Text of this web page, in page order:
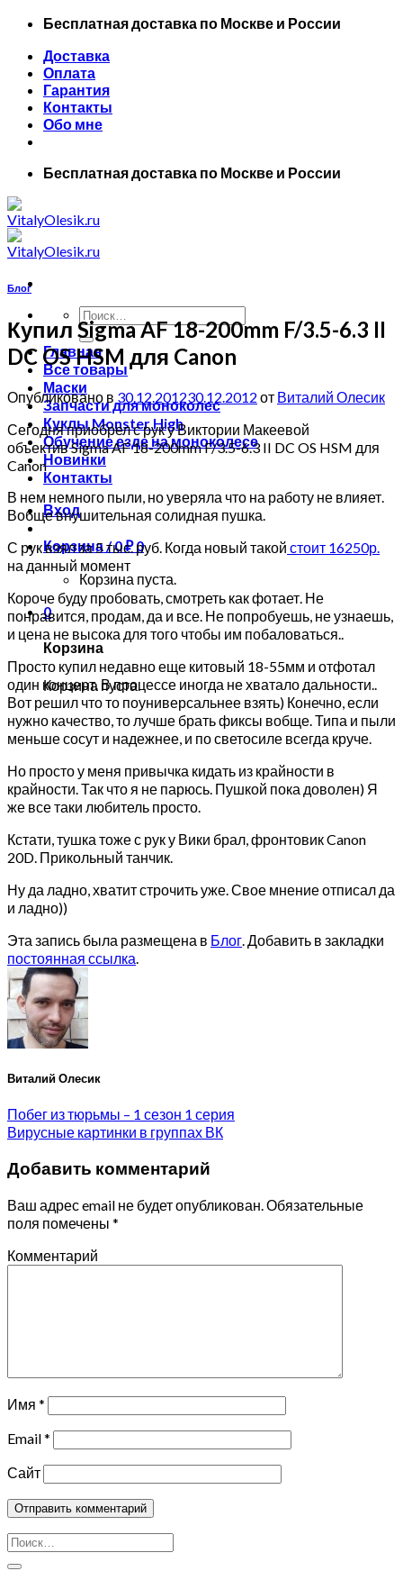
Skip
content
Бесплатная доставка по Москве и России
Доставка
Оплата
Гарантия
Контакты
Обо мне
Бесплатная доставка по Москве и России
Искать:
Главная
Все товары
Маски
Запчасти для моноколес
Куклы Monster High
Обучение езде на моноколесе
Новинки
Контакты
Вход
Корзина /0₽ 0
Корзина пуста.
0
Корзина
Корзина пуста.
Блог
Купил Sigma AF 18-200mm F/3.5-6.3 II
DC OS HSM для Canon
Опубликовано в 30.12.201230.12.2012 от Виталий Олесик
Сегодня приобрел с рук у Виктории Макеевой
объектив Sigma AF 18-200mm F/3.5-6.3 II DC OS HSM для
Canon
В нем немного пыли, но уверяла что на работу не влияет.
Вобще внушительная солидная пушка.
С рук взял за 5 тыс. руб. Когда новый такой стоит 16250р.
на данный момент
Короче буду пробовать, смотреть как фотает. Не
понравится, продам, да и все. Не попробуешь, не узнаешь,
и цена не высока для того чтобы им побаловаться..
Просто купил недавно еще китовый 18-55мм и отфотал
один концерт. В процессе иногда не хватало дальности..
Вот решил что то поуниверсальнее взять) Конечно, если
нужно качество, то лучше брать фиксы вобще. Типа и пыли
меньше сосут и надежнее, и по светосиле всегда круче.
Но просто у меня привычка кидать из крайности в
крайности. Так что я не парюсь. Пушкой пока доволен) Я
же все таки любитель просто.
Кстати, тушка тоже с рук у Вики брал, фронтовик Canon
20D. Прикольный танчик.
Ну да ладно, хватит строчить уже. Свое мнение отписал да
и ладно))
Эта запись была размещена в Блог. Добавить в закладки
постоянная ссылка.
Виталий Олесик
Побег из тюрьмы – 1 сезон 1 серия
Вирусные картинки в группах ВК
Добавить комментарий
Ваш адрес email не будет опубликован. Обязательные
поля помечены *
Комментарий
Имя *
Email*
Сайт
Искать: